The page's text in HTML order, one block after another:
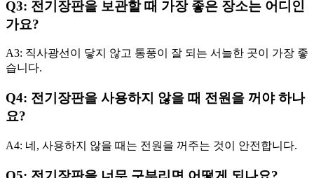
Q3: 전기장판을 보관할 때 가장 좋은 장소는 어디인
가요?
A3: 직사광선이 닿지 않고 통풍이 잘 되는 서늘한 곳이 가장 좋
습니다.
Q4: 전기장판을 사용하지 않을 때 전원을 꺼야 하나
요?
A4: 네, 사용하지 않을 때는 전원을 꺼주는 것이 안전합니다.